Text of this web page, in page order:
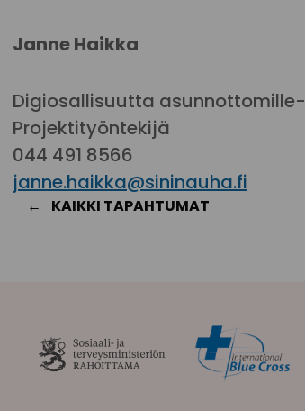
Janne Haikka
Digiosallisuutta
Projektityöntekijä
044 491 8566
janne.haikka@sininauha.fi
KAIKKI TAPAHTUMAT